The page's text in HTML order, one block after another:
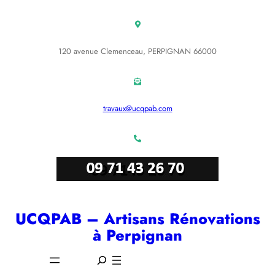
120 avenue Clemenceau, PERPIGNAN 66000
travaux@ucqpab.com
UCQPAB – Artisans Rénovations
à Perpignan
S